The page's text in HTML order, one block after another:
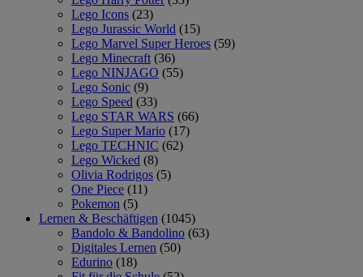
Lego Icons (23)
Lego Jurassic World (15)
Lego Marvel Super Heroes (59)
Lego Minecraft (36)
Lego NINJAGO (55)
Lego Sonic (9)
Lego Speed (33)
Lego STAR WARS (66)
Lego Super Mario (17)
Lego TECHNIC (62)
Lego Wicked (8)
Olivia Rodrigos (5)
One Piece (11)
Pokemon (5)
Lernen & Beschäftigen (1045)
Bandolo & Bandolino (63)
Digitales Lernen (50)
Edurino (18)